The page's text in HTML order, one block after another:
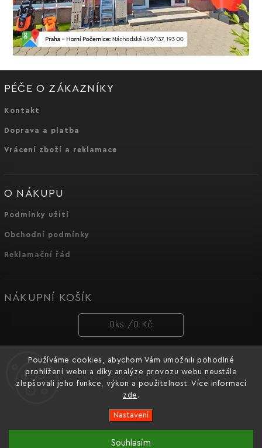
Používáme cookies, abychom Vám umožnili pohodlné
prohlížení webu a díky analýze provozu webu neustále
zlepšovali jeho funkce, výkon a použitelnost. Více informací
zde .
Nastavení
Souhlasím
PÉČE O ZÁKAZNÍKY
Kontakt
Doprava a platba
Vrácení zboží a reklamace
O NÁKUPU
Podmínky užití
Obchodní podmínky
Reklamační řád
NÁKUPNÍ KOŠÍK
0 ks / 0 Kč
PŘIJÍMÁME ONLINE PLATBY